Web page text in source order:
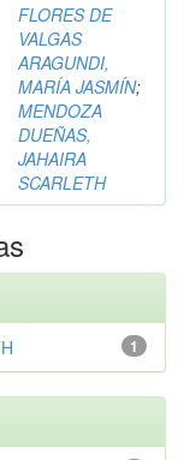
FLORES DE
VALGAS
ARAGUNDI,
MARÍA JASMÍN;
MENDOZA
DUEÑAS,
JAHAIRA
SCARLETH
1